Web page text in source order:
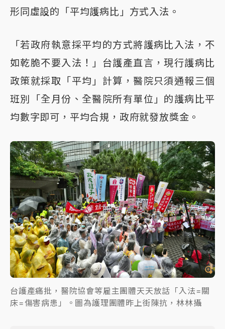
形同虛設的「平均護病比」方式入法。
「若政府執意採平均的方式將護病比入法，不
如乾脆不要入法！」台護產直言，現行護病比
政策就採取「平均」計算，醫院只須通報三個
班別「全月份、全醫院所有單位」的護病比平
均數字即可，平均合規，政府就發放獎金。
台護產痛批，醫院協會等雇主團體天天放話「入法=關
床=傷害病患」。圖為護理團體昨上街陳抗，林林攝